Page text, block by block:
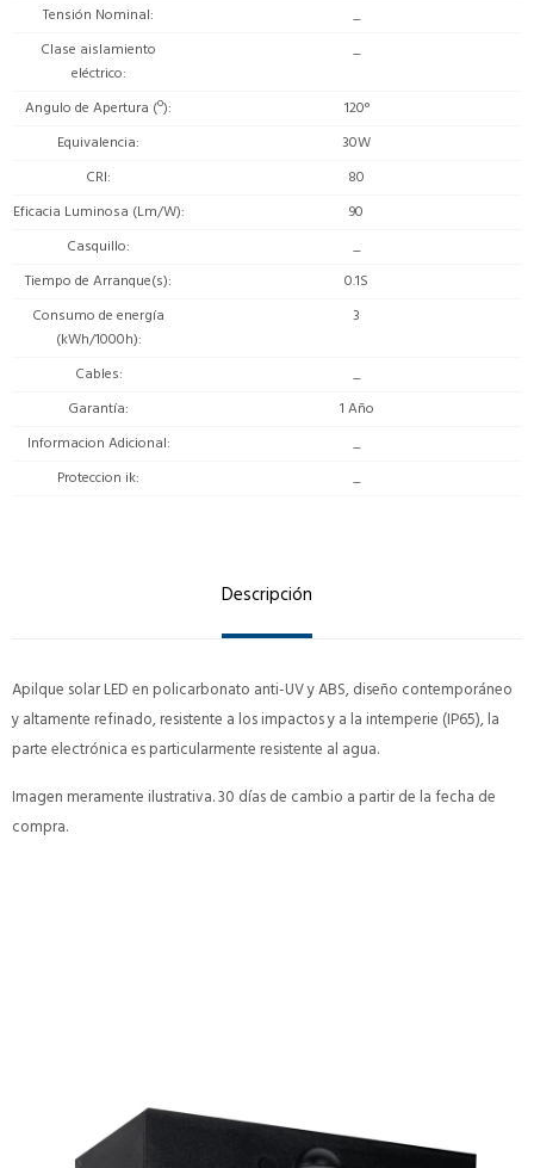
Tensión Nominal
_
Clase aislamiento
eléctrico
_
Angulo de Apertura (º)
120°
Equivalencia
30W
CRI
80
Eficacia Luminosa (Lm/W)
90
Casquillo
_
Tiempo de Arranque(s)
0.1S
Consumo de energía
(kWh/1000h)
3
Cables
_
Garantía
1 Año
Informacion Adicional
_
Proteccion ik
_
Descripción
Apilque solar LED en policarbonato anti-UV y ABS, diseño contemporáneo
y altamente refinado, resistente a los impactos y a la intemperie (IP65), la
parte electrónica es particularmente resistente al agua.
Imagen meramente ilustrativa. 30 días de cambio a partir de la fecha de
compra.